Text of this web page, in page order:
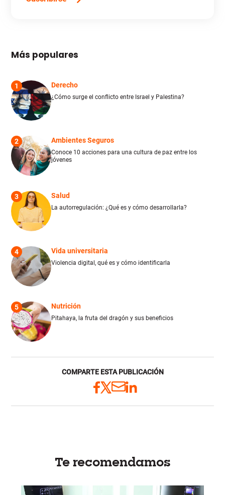
Más populares
1 Derecho
¿Cómo surge el conflicto entre Israel y Palestina?
2 Ambientes Seguros
Conoce 10 acciones para una cultura de paz entre los
jóvenes
3 Salud
La autorregulación: ¿Qué es y cómo desarrollarla?
4 Vida universitaria
Violencia digital, qué es y cómo identificarla
5 Nutrición
Pitahaya, la fruta del dragón y sus beneficios
COMPARTE ESTA PUBLICACIÓN
Te recomendamos